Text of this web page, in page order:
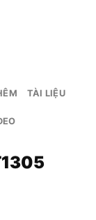
TÀI LIỆU